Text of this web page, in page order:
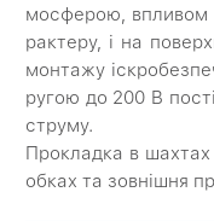
мосферою, впливом
рактеру, і на
монтажу
ругою до 200 В
струму.
Прокладка в шахтах
обках та зовнішня